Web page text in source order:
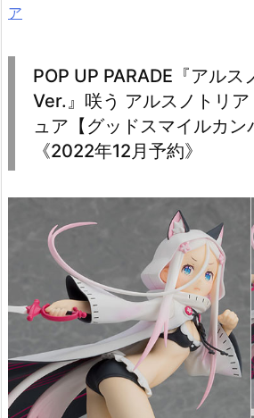
ア
POP UP PARADE『アルス
Ver.』咲う アルスノトリ
ュア【グッドスマイルカン
《2022年12月予約》